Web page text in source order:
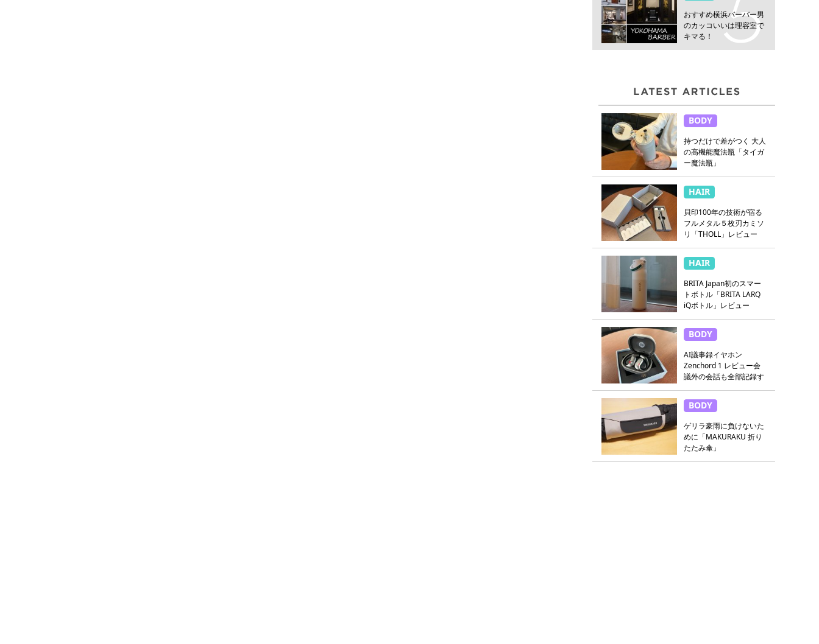
おすすめ横浜バーバー男
のカッコいいは理容室で
キマる！
BODY
持つだけで差がつく 大人
の高機能魔法瓶「タイガ
ー魔法瓶」
HAIR
貝印100年の技術が宿る
フルメタル５枚刃カミソ
リ「THOLL」レビュー
HAIR
BRITA Japan初のスマー
トボトル「BRITA LARQ
iQボトル」レビュー
BODY
AI議事録イヤホン
Zenchord 1 レビュー会
議外の会話も全部記録す
BODY
ゲリラ豪雨に負けないた
めに「MAKURAKU 折り
たたみ傘」